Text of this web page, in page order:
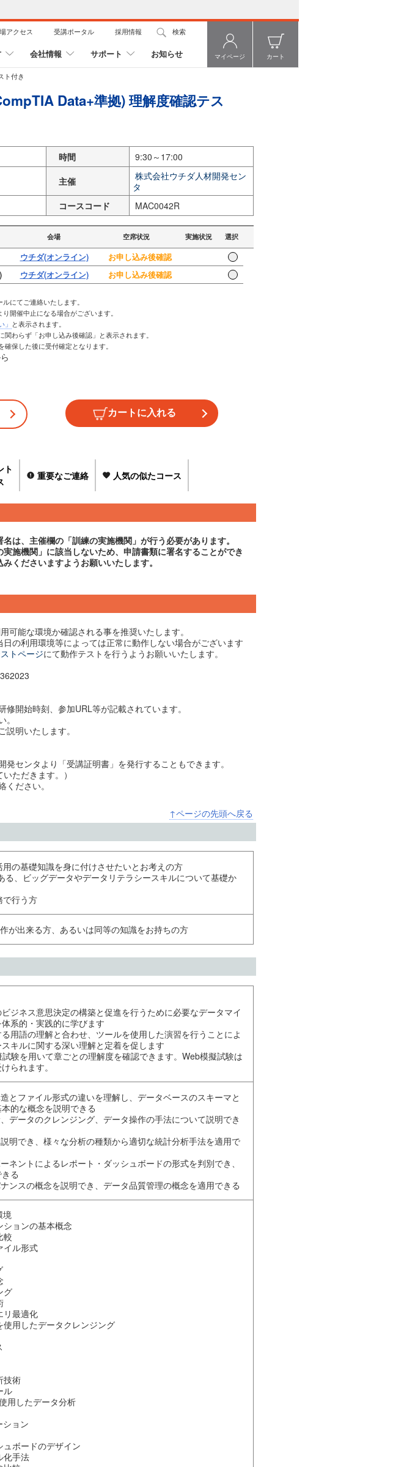
アクセス 受講ポータル 採用情報 検索
会社情報 サポート お知らせ マイページ カート
ト付き
Data+準拠) 理解度確認テス
時間
9:30～17:00
主催
株式会社ウチダ人材開発セン
タ
コースコード MAC0042R
会場 空席状況 実施状況 選択
ウチダ(オンライン)
お申し込み後確認
ウチダ(オンライン) お申し込み後確認
にてご連絡いたします。
開催中止になる場合がございます。
」 と表示されます。
わらず「お申し込み後確認」と表示されます。
保した後に受付確定となります。
ト
重要なご連絡 人気の似たコース
は、主催欄の「訓練の実施機関」が行う必要があります。
施機関」に該当しないため、申請書類に署名することができ
くださいますようお願いいたします。
可能な環境か確認される事を推奨いたします。
の利用環境等によっては正常に動作しない場合がございます
トページにて動作テストを行うようお願いいたします。
開始時刻、参加URL等が記載されています。
明いたします。
センタより「受講証明書」を発行することもできます。
ただきます。）
ください。
↑ページの先頭へ戻る
用の基礎知識を身に付けさせたいとお考えの方
る、ビッグデータやデータリテラシースキルについて基礎か
で行う方
が出来る方、あるいは同等の知識をお持ちの方
ジネス意思決定の構築と促進を行うために必要なデータマイ
系的・実践的に学びます
用語の理解と合わせ、ツールを使用した演習を行うことによ
キルに関する深い理解と定着を促します
験を用いて章ごとの理解度を確認できます。Web模擬試験は
られます。
とファイル形式の違いを理解し、データベースのスキーマと
的な概念を説明できる
データのクレンジング、データ操作の手法について説明でき
明でき、様々な分析の種類から適切な統計分析手法を適用で
ネントによるレポート・ダッシュボードの形式を判別でき、
る
ンスの概念を説明でき、データ品質管理の概念を適用できる
境
ション